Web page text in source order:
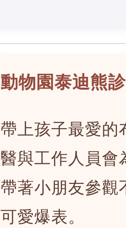
動物園泰迪熊
帶上孩子最愛的
醫與工作人員會
帶著小朋友參觀
可愛爆表。